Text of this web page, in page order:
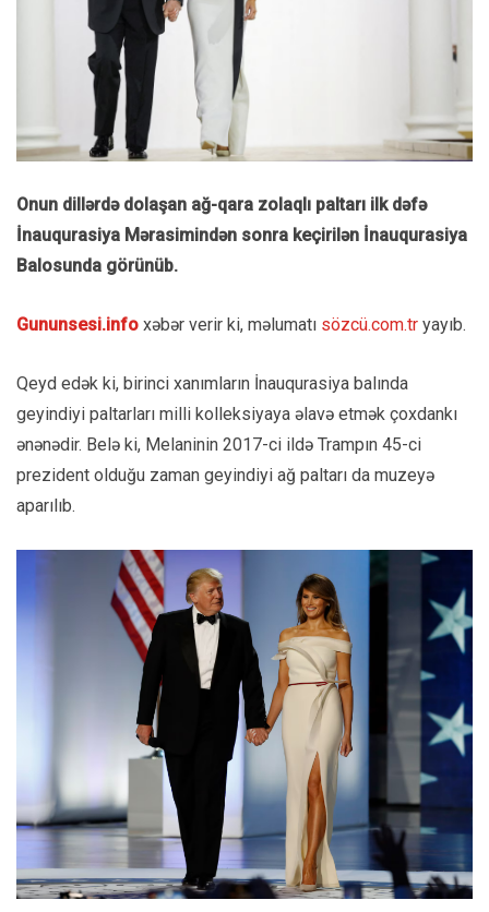
Onun dillərdə dolaşan ağ-qara zolaqlı paltarı ilk dəfə
İnauqurasiya Mərasimindən sonra keçirilən İnauqurasiya
Balosunda görünüb.
Gununsesi.info xəbər verir ki, məlumatı sözcü.com.tr yayıb.
Qeyd edək ki, birinci xanımların İnauqurasiya balında
geyindiyi paltarları milli kolleksiyaya əlavə etmək çoxdankı
ənənədir. Belə ki, Melaninin 2017-ci ildə Trampın 45-ci
prezident olduğu zaman geyindiyi ağ paltarı da muzeyə
aparılıb.